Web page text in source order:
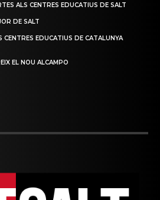
ALS CENTRES EDUCATIUS DE SALT
DE SALT
EDUCATIUS DE CATALUNYA
EL NOU ALCAMPO